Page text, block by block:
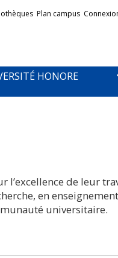
Plan campus
HONORE
l’excellence de leur
en
universitaire.